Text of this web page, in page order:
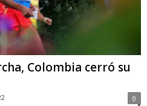
Colombia cerró su
0